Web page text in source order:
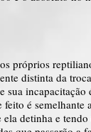
próprios
distinta da
é
detinha e